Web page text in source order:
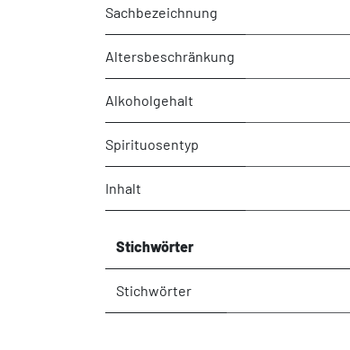
Sachbezeichnung
Altersbeschränkung
Alkoholgehalt
Spirituosentyp
Inhalt
Stichwörter
Stichwörter